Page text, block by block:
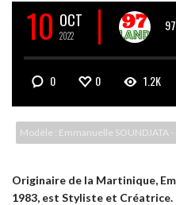
10 OCT
2022
0 0 1.2K
Modèle : Emmanuelle SOUNDJATA
Originaire de la Martinique,
1983, est Styliste et